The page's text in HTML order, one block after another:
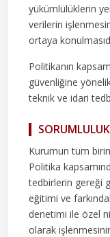
yükümlülüklerin
verilerin
ortaya
Politikanın
güvenliğine
teknik ve idari
Kurumun tüm
Politika
tedbirlerin gereği
eğitimi ve
denetimi ile özel
olarak